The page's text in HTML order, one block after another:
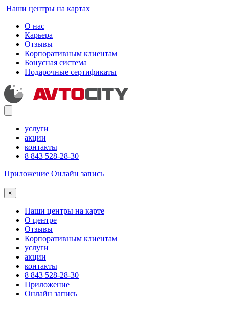
Наши центры на картах
О нас
Карьера
Отзывы
Корпоративным клиентам
Бонусная система
Подарочные сертификаты
услуги
акции
контакты
8 843 528-28-30
Приложение Онлайн запись
×
Наши центры на карте
О центре
Отзывы
Корпоративным клиентам
услуги
акции
контакты
8 843 528-28-30
Приложение
Онлайн запись